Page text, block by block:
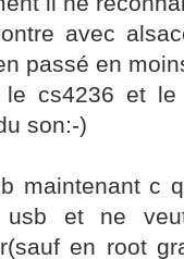
avec
passé en
cs4236 et le
son:-)
maintenant c
et ne
en root